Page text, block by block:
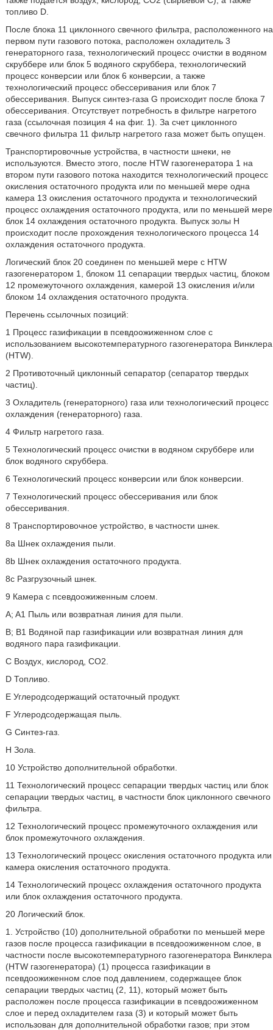
топливо D.
После блока 11 циклонного свечного фильтра, расположенного на
первом пути газового потока, расположен охладитель 3
генераторного газа, технологический процесс очистки в водяном
скруббере или блок 5 водяного скруббера, технологический
процесс конверсии или блок 6 конверсии, а также
технологический процесс обессеривания или блок 7
обессеривания. Выпуск синтез-газа G происходит после блока 7
обессеривания. Отсутствует потребность в фильтре нагретого
газа (ссылочная позиция 4 на фиг. 1). За счет циклонного
свечного фильтра 11 фильтр нагретого газа может быть опущен.
Транспортировочные устройства, в частности шнеки, не
используются. Вместо этого, после HTW газогенератора 1 на
втором пути газового потока находится технологический процесс
окисления остаточного продукта или по меньшей мере одна
камера 13 окисления остаточного продукта и технологический
процесс охлаждения остаточного продукта, или по меньшей мере
блок 14 охлаждения остаточного продукта. Выпуск золы Н
происходит после прохождения технологического процесса 14
охлаждения остаточного продукта.
Логический блок 20 соединен по меньшей мере с HTW
газогенератором 1, блоком 11 сепарации твердых частиц, блоком
12 промежуточного охлаждения, камерой 13 окисления и/или
блоком 14 охлаждения остаточного продукта.
Перечень ссылочных позиций:
1 Процесс газификации в псевдоожиженном слое с
использованием высокотемпературного газогенератора Винклера
(HTW).
2 Противоточный циклонный сепаратор (сепаратор твердых
частиц).
3 Охладитель (генераторного) газа или технологический процесс
охлаждения (генераторного) газа.
4 Фильтр нагретого газа.
5 Технологический процесс очистки в водяном скруббере или
блок водяного скруббера.
6 Технологический процесс конверсии или блок конверсии.
7 Технологический процесс обессеривания или блок
обессеривания.
8 Транспортировочное устройство, в частности шнек.
8a Шнек охлаждения пыли.
8b Шнек охлаждения остаточного продукта.
8c Разгрузочный шнек.
9 Камера с псевдоожиженным слоем.
A; A1 Пыль или возвратная линия для пыли.
B; B1 Водяной пар газификации или возвратная линия для
водяного пара газификации.
C Воздух, кислород, CO2.
D Топливо.
E Углеродсодержащий остаточный продукт.
F Углеродсодержащая пыль.
G Синтез-газ.
H Зола.
10 Устройство дополнительной обработки.
11 Технологический процесс сепарации твердых частиц или блок
сепарации твердых частиц, в частности блок циклонного свечного
фильтра.
12 Технологический процесс промежуточного охлаждения или
блок промежуточного охлаждения.
13 Технологический процесс окисления остаточного продукта или
камера окисления остаточного продукта.
14 Технологический процесс охлаждения остаточного продукта
или блок охлаждения остаточного продукта.
20 Логический блок.
1. Устройство (10) дополнительной обработки по меньшей мере
газов после процесса газификации в псевдоожиженном слое, в
частности после высокотемпературного газогенератора Винклера
(HTW газогенератора) (1) процесса газификации в
псевдоожиженном слое под давлением, содержащее блок
сепарации твердых частиц (2, 11), который может быть
расположен после процесса газификации в псевдоожиженном
слое и перед охладителем газа (3) и который может быть
использован для дополнительной обработки газов; при этом